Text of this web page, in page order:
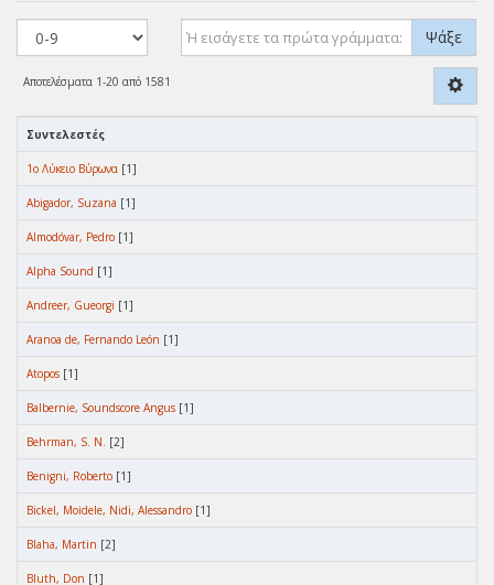
Ψάξε
Αποτελέσματα 1-20 από 1581
Συντελεστές
1ο Λύκειο Βύρωνα [1]
Abigador, Suzana [1]
Almodóvar, Pedro [1]
Alpha Sound [1]
Andreer, Gueorgi [1]
Aranoa de, Fernando León [1]
Atopos [1]
Balbernie, Soundscore Angus [1]
Behrman, S. N. [2]
Benigni, Roberto [1]
Bickel, Moidele, Nidi, Alessandro [1]
Blaha, Martin [2]
Bluth, Don [1]